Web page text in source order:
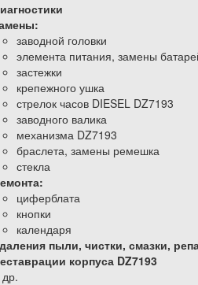
заводной головки
элемента питания, замены
застежки
крепежного ушка
стрелок часов DIESEL DZ7193
заводного валика
механизма DZ7193
браслета, замены ремешка
стекла
циферблата
кнопки
календаря
пыли, чистки, смазки,
корпуса DZ7193